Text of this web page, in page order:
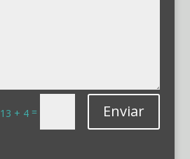
13 + 4 = Enviar